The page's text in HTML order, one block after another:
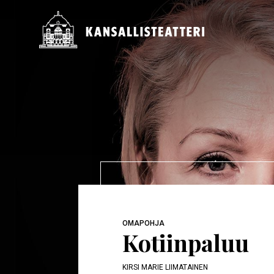
pääsisältöön
Päävalikko
OMAPOHJA
Kotiinpaluu
KIRSI MARIE LIIMATAINEN